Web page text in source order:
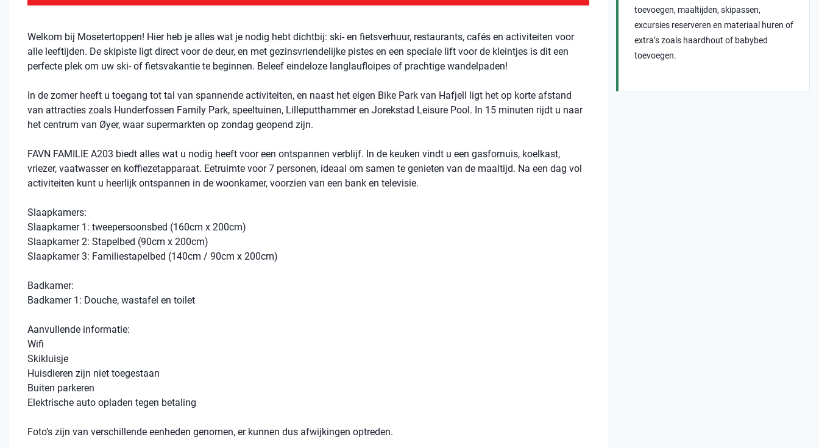
Welkom bij Mosetertoppen! Hier heb je alles wat je nodig hebt dichtbij: ski- en fietsverhuur, restaurants, cafés en activiteiten voor
alle leeftijden. De skipiste ligt direct voor de deur, en met gezinsvriendelijke pistes en een speciale lift voor de kleintjes is dit een
perfecte plek om uw ski- of fietsvakantie te beginnen. Beleef eindeloze langlaufloipes of prachtige wandelpaden!
In de zomer heeft u toegang tot tal van spannende activiteiten, en naast het eigen Bike Park van Hafjell ligt het op korte afstand
van attracties zoals Hunderfossen Family Park, speeltuinen, Lilleputthammer en Jorekstad Leisure Pool. In 15 minuten rijdt u naar
het centrum van Øyer, waar supermarkten op zondag geopend zijn.
FAVN FAMILIE A203 biedt alles wat u nodig heeft voor een ontspannen verblijf. In de keuken vindt u een gasfornuis, koelkast,
vriezer, vaatwasser en koffiezetapparaat. Eetruimte voor 7 personen, ideaal om samen te genieten van de maaltijd. Na een dag vol
activiteiten kunt u heerlijk ontspannen in de woonkamer, voorzien van een bank en televisie.
Slaapkamers:
Slaapkamer 1: tweepersoonsbed (160cm x 200cm)
Slaapkamer 2: Stapelbed (90cm x 200cm)
Slaapkamer 3: Familiestapelbed (140cm / 90cm x 200cm)
Badkamer:
Badkamer 1: Douche, wastafel en toilet
Aanvullende informatie:
Wifi
Skikluisje
Huisdieren zijn niet toegestaan
Buiten parkeren
Elektrische auto opladen tegen betaling
Foto’s zijn van verschillende eenheden genomen, er kunnen dus afwijkingen optreden.
toevoegen, maaltijden, skipassen,
excursies reserveren en materiaal huren of
extra’s zoals haardhout of babybed
toevoegen.